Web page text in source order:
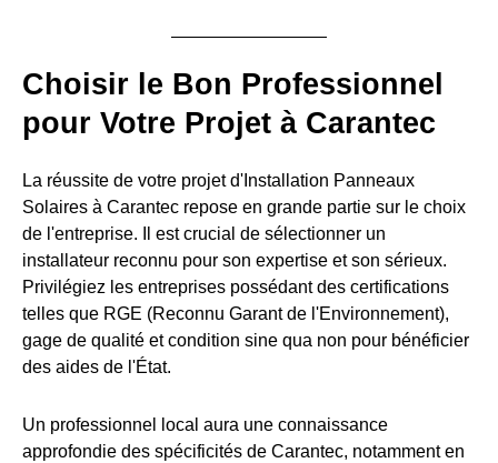
Choisir le Bon Professionnel
pour Votre Projet à Carantec
La réussite de votre projet d'Installation Panneaux
Solaires à Carantec repose en grande partie sur le choix
de l'entreprise. Il est crucial de sélectionner un
installateur reconnu pour son expertise et son sérieux.
Privilégiez les entreprises possédant des certifications
telles que RGE (Reconnu Garant de l'Environnement),
gage de qualité et condition sine qua non pour bénéficier
des aides de l'État.
Un professionnel local aura une connaissance
approfondie des spécificités de Carantec, notamment en